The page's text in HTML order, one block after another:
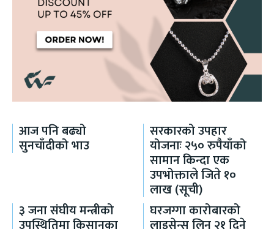
आज पनि बढ्यो
सुनचाँदीको भाउ
सरकारको उपहार
योजनाः २५० रुपैयाँको
सामान किन्दा एक
उपभोक्ताले जिते १०
लाख (सूची)
३ जना संघीय मन्त्रीको
घरजग्गा कारोबारको